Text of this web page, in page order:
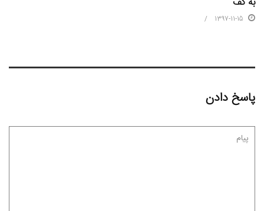
1397-11-15
پاسخ دادن